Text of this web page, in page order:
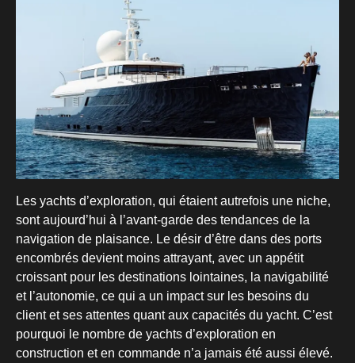
Les yachts d’exploration, qui étaient autrefois une niche,
sont aujourd’hui à l’avant-garde des tendances de la
navigation de plaisance. Le désir d’être dans des ports
encombrés devient moins attrayant, avec un appétit
croissant pour les destinations lointaines, la navigabilité
et l’autonomie, ce qui a un impact sur les besoins du
client et ses attentes quant aux capacités du yacht. C’est
pourquoi le nombre de yachts d’exploration en
construction et en commande n’a jamais été aussi élevé.